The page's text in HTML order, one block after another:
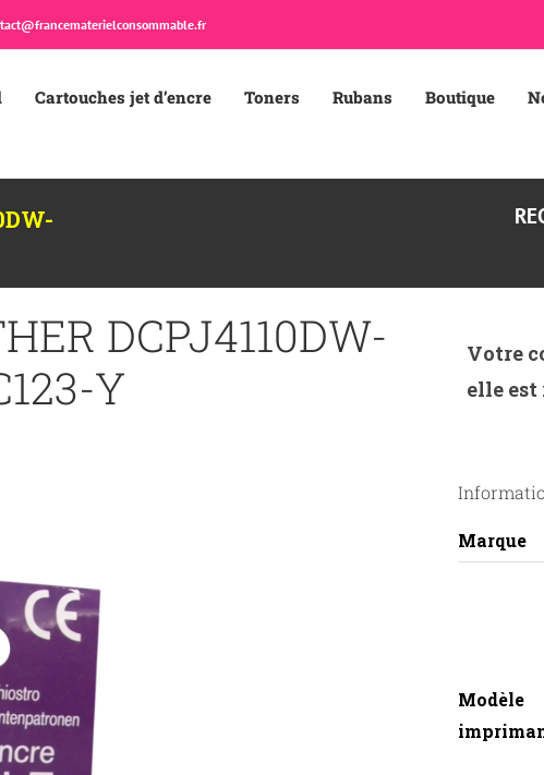
Cartouches jet d’encre Toners Rubans Boutique
DCPJ4110DW-
Y
Votre
elle est
Marque
Modèle